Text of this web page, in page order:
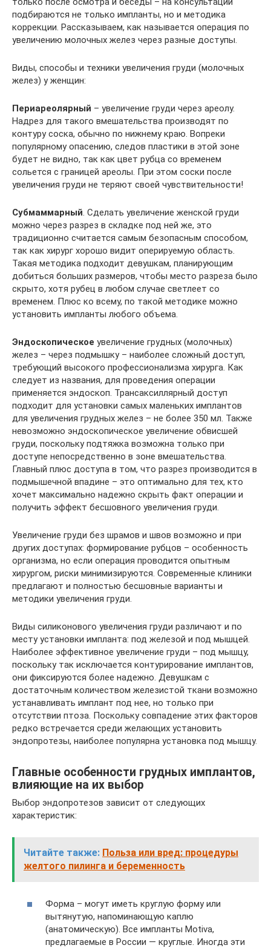
подбираются не только импланты, но и методика
коррекции. Рассказываем, как называется операция по
увеличению молочных желез через разные доступы.
Виды, способы и техники увеличения груди (молочных
желез) у женщин:
Периареолярный – увеличение груди через ареолу.
Надрез для такого вмешательства производят по
контуру соска, обычно по нижнему краю. Вопреки
популярному опасению, следов пластики в этой зоне
будет не видно, так как цвет рубца со временем
сольется с границей ареолы. При этом соски после
увеличения груди не теряют своей чувствительности!
Субмаммарный. Сделать увеличение женской груди
можно через разрез в складке под ней же, это
традиционно считается самым безопасным способом,
так как хирург хорошо видит оперируемую область.
Такая методика подходит девушкам, планирующим
добиться больших размеров, чтобы место разреза было
скрыто, хотя рубец в любом случае светлеет со
временем. Плюс ко всему, по такой методике можно
установить импланты любого объема.
Эндоскопическое увеличение грудных (молочных)
желез – через подмышку – наиболее сложный доступ,
требующий высокого профессионализма хирурга. Как
следует из названия, для проведения операции
применяется эндоскоп. Трансаксиллярный доступ
подходит для установки самых маленьких имплантов
для увеличения грудных желез – не более 350 мл. Также
невозможно эндоскопическое увеличение обвисшей
груди, поскольку подтяжка возможна только при
доступе непосредственно в зоне вмешательства.
Главный плюс доступа в том, что разрез производится в
подмышечной впадине – это оптимально для тех, кто
хочет максимально надежно скрыть факт операции и
получить эффект бесшовного увеличения груди.
Увеличение груди без шрамов и швов возможно и при
других доступах: формирование рубцов – особенность
организма, но если операция проводится опытным
хирургом, риски минимизируются. Современные клиники
предлагают и полностью бесшовные варианты и
методики увеличения груди.
Виды силиконового увеличения груди различают и по
месту установки импланта: под железой и под мышцей.
Наиболее эффективное увеличение груди – под мышцу,
поскольку так исключается контурирование имплантов,
они фиксируются более надежно. Девушкам с
достаточным количеством железистой ткани возможно
устанавливать имплант под нее, но только при
отсутствии птоза. Поскольку совпадение этих факторов
редко встречается среди желающих установить
эндопротезы, наиболее популярна установка под мышцу.
Главные особенности грудных имплантов,
влияющие на их выбор
Выбор эндопротезов зависит от следующих
характеристик:
Читайте также: Польза или вред: процедуры
желтого пилинга и беременность
Форма – могут иметь круглую форму или
вытянутую, напоминающую каплю
(анатомическую). Все импланты Motiva,
предлагаемые в России — круглые. Иногда эти